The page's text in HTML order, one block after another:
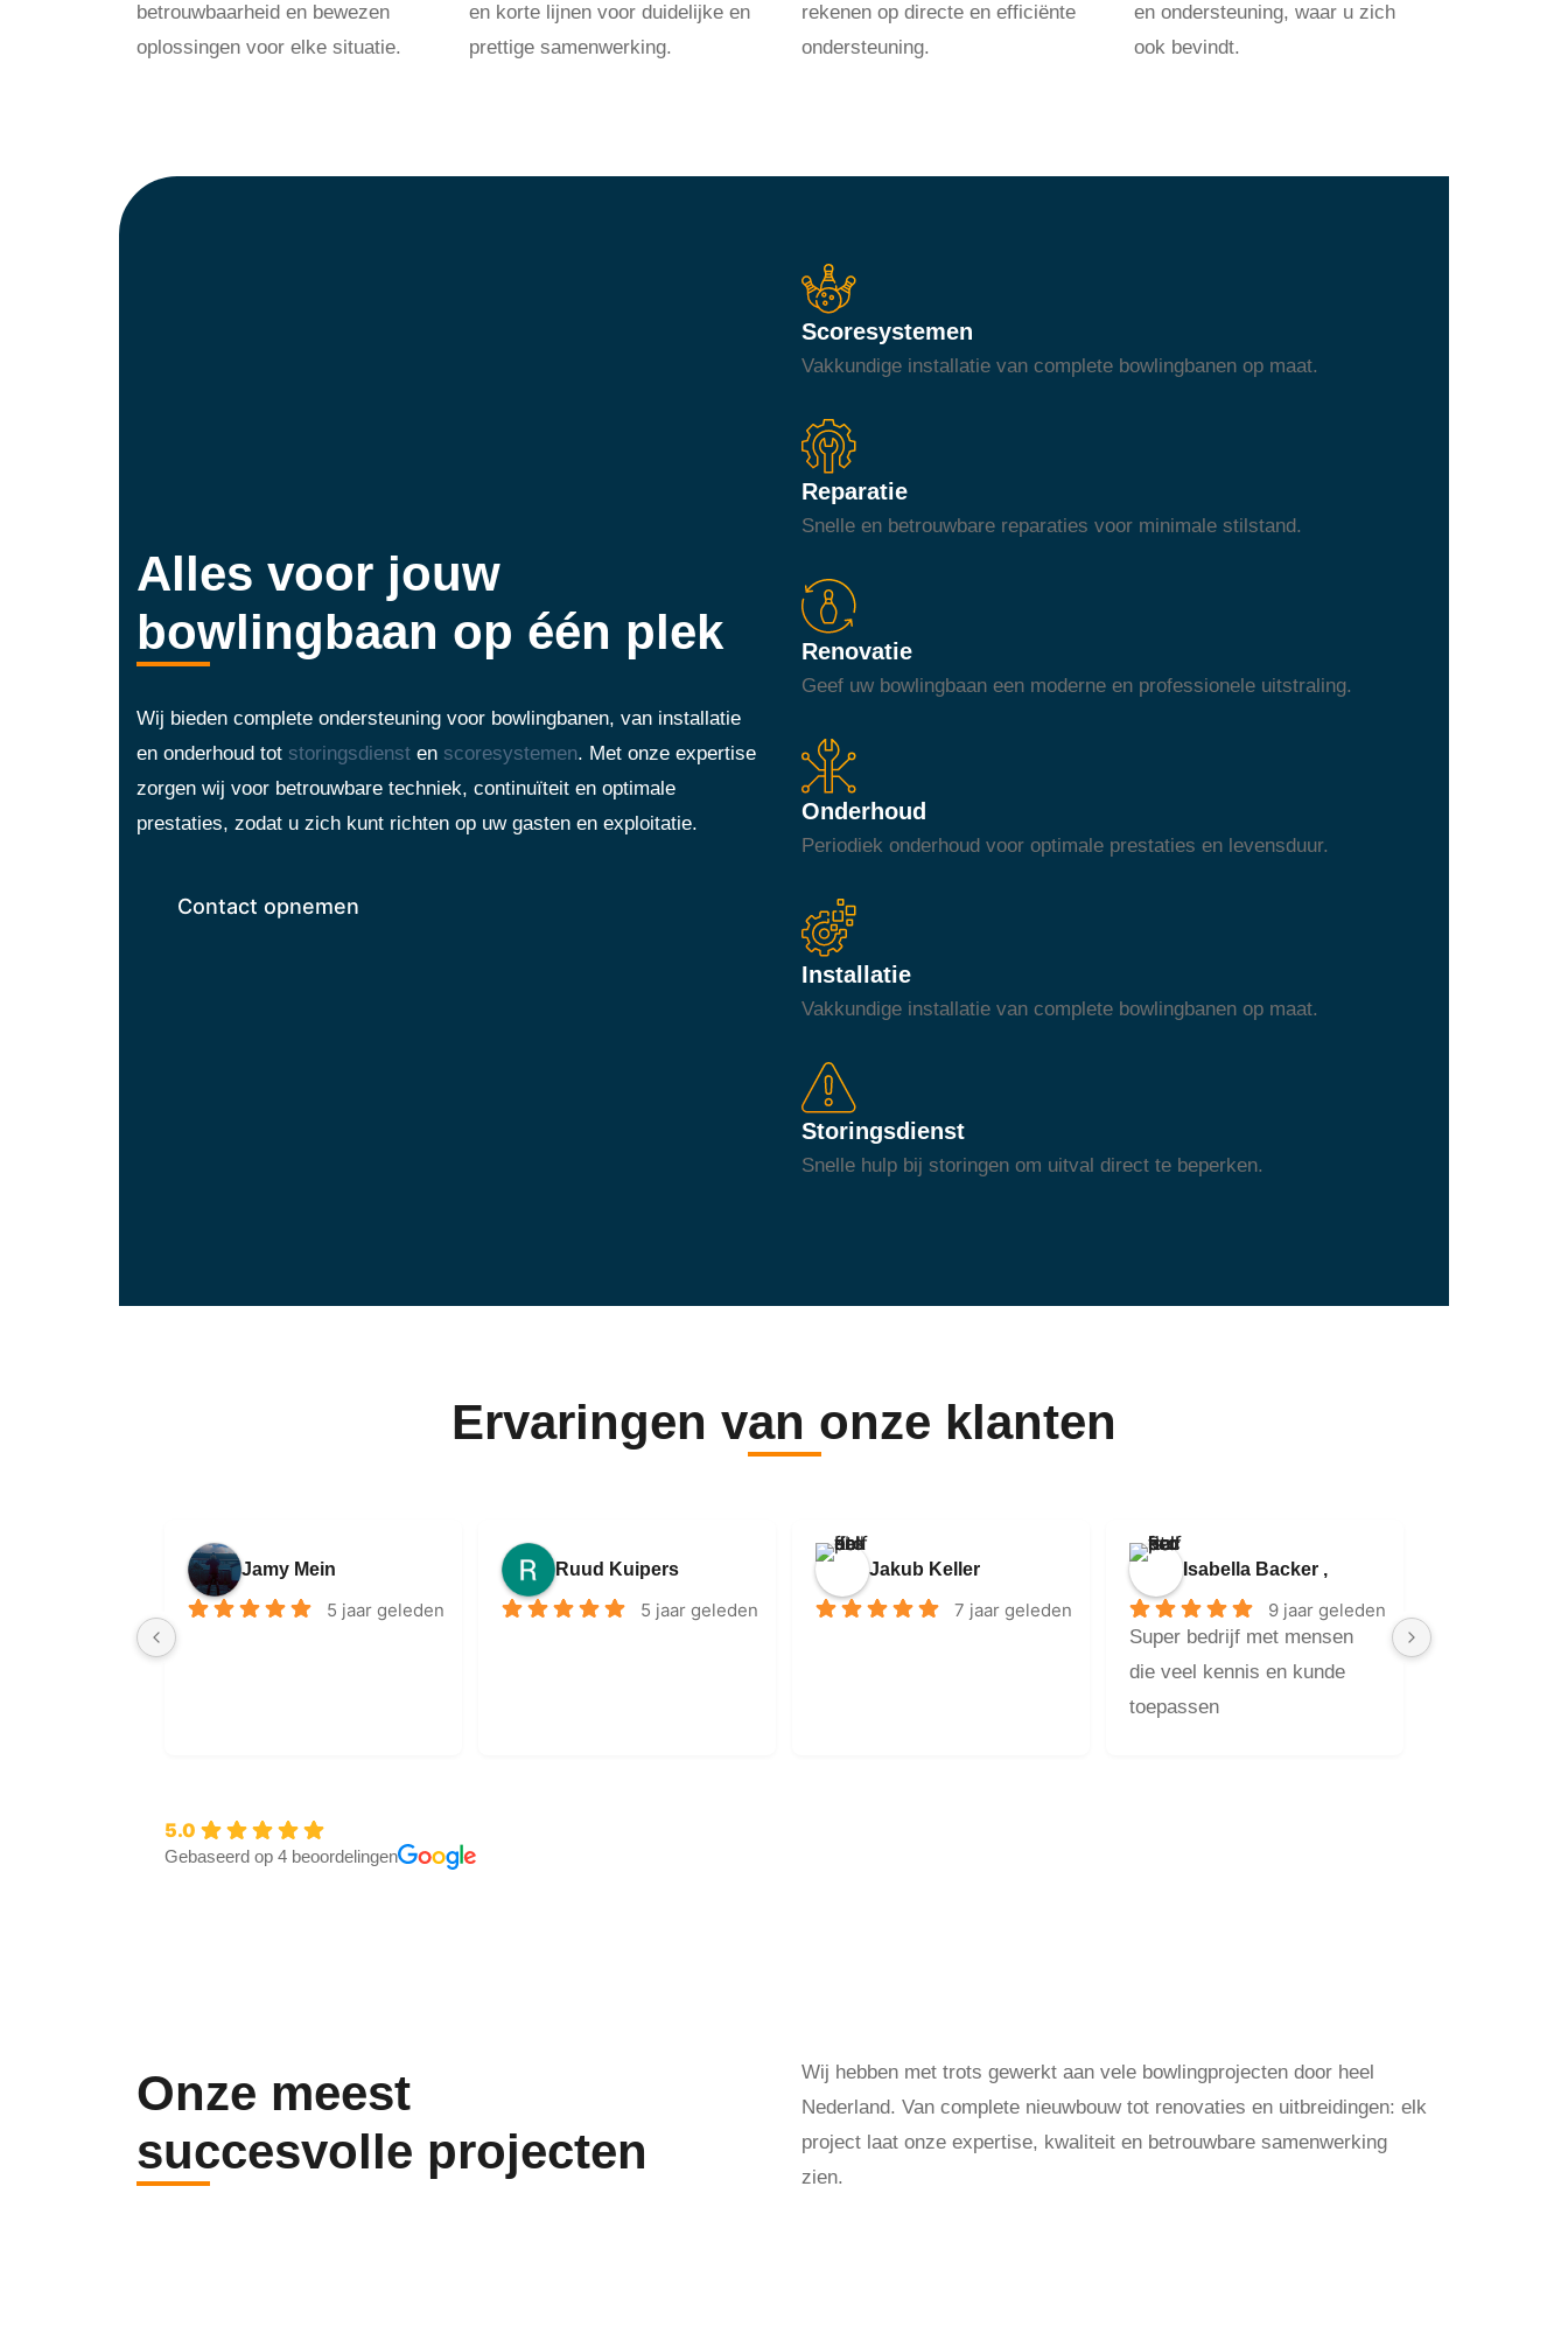
betrouwbaarheid en bewezen
oplossingen voor elke situatie.
en korte lijnen voor duidelijke en
prettige samenwerking.
rekenen op directe en efficiënte
ondersteuning.
en ondersteuning, waar u zich
ook bevindt.
Alles voor jouw
bowlingbaan op één plek
Wij bieden complete ondersteuning voor bowlingbanen, van installatie
en onderhoud tot storingsdienst en scoresystemen. Met onze expertise
zorgen wij voor betrouwbare techniek, continuïteit en optimale
prestaties, zodat u zich kunt richten op uw gasten en exploitatie.
Contact opnemen
Scoresystemen
Vakkundige installatie van complete bowlingbanen op maat.
Reparatie
Snelle en betrouwbare reparaties voor minimale stilstand.
Renovatie
Geef uw bowlingbaan een moderne en professionele uitstraling.
Onderhoud
Periodiek onderhoud voor optimale prestaties en levensduur.
Installatie
Vakkundige installatie van complete bowlingbanen op maat.
Storingsdienst
Snelle hulp bij storingen om uitval direct te beperken.
Ervaringen van onze klanten
Jamy Mein
5 jaar geleden
Ruud Kuipers
5 jaar geleden
Jakub Keller
7 jaar geleden
Isabella Backer ,
9 jaar geleden
Super bedrijf met mensen
die veel kennis en kunde
toepassen
5.0
Gebaseerd op 4 beoordelingen
Onze meest
succesvolle projecten
Wij hebben met trots gewerkt aan vele bowlingprojecten door heel
Nederland. Van complete nieuwbouw tot renovaties en uitbreidingen: elk
project laat onze expertise, kwaliteit en betrouwbare samenwerking
zien.